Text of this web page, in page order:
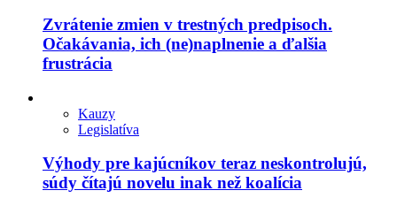
Zvrátenie zmien v trestných predpisoch.
Očakávania, ich (ne)naplnenie a ďalšia
frustrácia
Kauzy
Legislatíva
Výhody pre kajúcníkov teraz neskontrolujú,
súdy čítajú novelu inak než koalícia